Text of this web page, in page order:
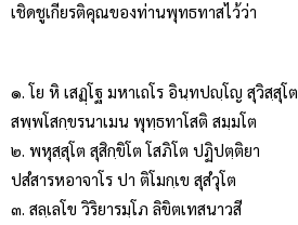
เชิดชูเกียรติคุณของท่านพุทธทาสไว้ว่า
๑. โย หิ เสฏฺโฐ มหาเถโร อินฺทปญฺโญ สุวิสฺสุโต
สพฺพโสกฺขรนาเมน พุทฺธทาโสติ สมฺมโต
๒. พหุสฺสุโต สุสิกฺขิโต โสภิโต ปฏิปตฺติยา
ปสํสารหอาจาโร ปา ติโมกฺเข สุสํวุโต
๓. สลฺเลโข วิริยารมฺโภ ลิขิตเทสนาวสี